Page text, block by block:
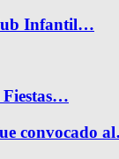
Infantil…
Fiestas…
convocado